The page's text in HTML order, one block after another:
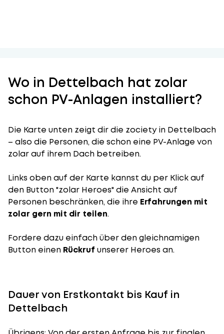
Wo in Dettelbach hat zolar
schon PV-Anlagen installiert?
Die Karte unten zeigt dir die zociety in Dettelbach
– also die Personen, die schon eine PV-Anlage von
zolar auf ihrem Dach betreiben.
Links oben auf der Karte kannst du per Klick auf
den Button "zolar Heroes" die Ansicht auf
Personen beschränken, die ihre Erfahrungen mit
zolar gern mit dir teilen.
Fordere dazu einfach über den gleichnamigen
Button einen Rückruf unserer Heroes an.
Dauer von Erstkontakt bis Kauf in
Dettelbach